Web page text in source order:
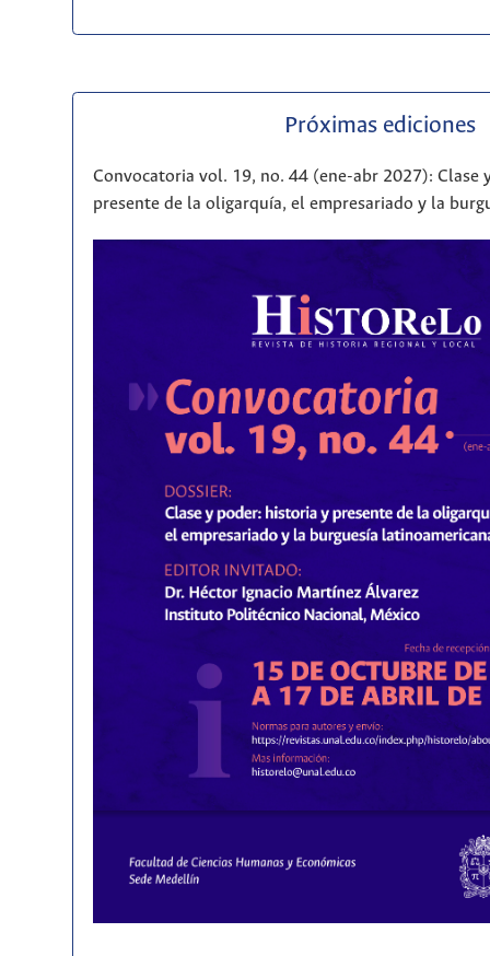
Próximas ediciones
Convocatoria vol. 19, no. 44 (ene-abr 2027): Clase
presente de la oligarquía, el empresariado y la